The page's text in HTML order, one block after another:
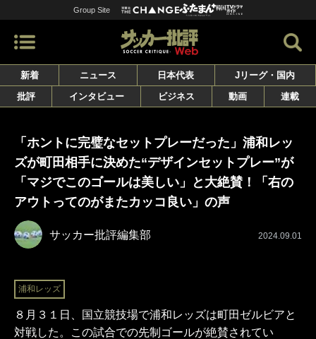
Group Site
新着 ニュース 日本代表
Jリーグ・国内
批評
インタビュー ビジネス 動画 連載
「ホントに完璧なセットプレーだった」浦和レッ
ズが町田相手に決めた“デザインセットプレー”が
「マジでこのゴールは美しい」と大絶賛！「右の
アウトってのがまたカッコ良い」の声
サッカー批評編集部 2024.09.01
浦和レッズ
８月３１日、国立競技場で浦和レッズは町田ゼルビアと
対戦した。この試合での先制ゴールが絶賛されてい